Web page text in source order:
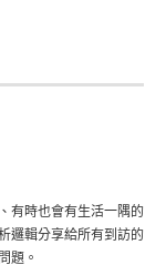
有時也會有生活一隅的
邏輯分享給所有到訪的
題。